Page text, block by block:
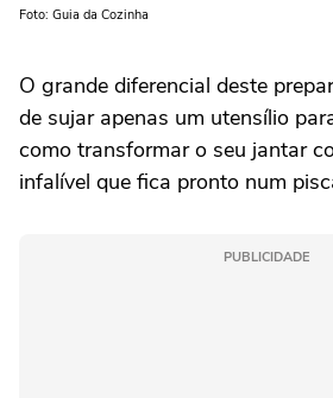
Foto: Guia da Cozinha
O grande diferencial deste
de sujar apenas um utensílio
como transformar o seu jantar
infalível que fica pronto num
PUBLICIDADE